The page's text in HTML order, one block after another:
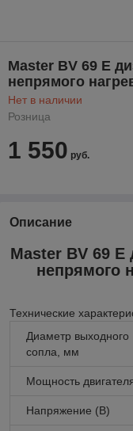
Master BV 69 E
непрямого
Нет в наличии
Розница
1 550 руб.
Описание
Master BV 69
непрямого
Технические
Диаметр выходного
сопла, мм
Мощность
Напряжение (В)